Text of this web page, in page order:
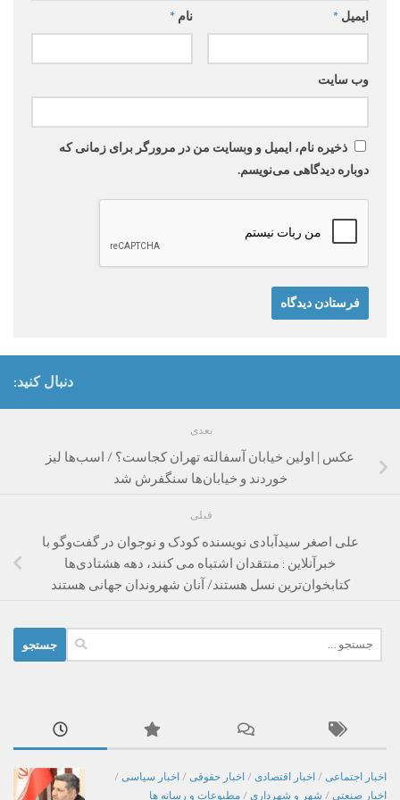
نام * ایمیل *
وب‌ سایت
ذخیره نام، ایمیل و وبسایت من در مرورگر برای زمانی که
دوباره دیدگاهی می‌نویسم.
دنبال کنید:
بعدی
عکس | اولین خیابان آسفالته تهران کجاست؟ / اسب‌ها لیز
خوردند و خیابان‌ها سنگفرش شد
قبلی
علی اصغر سیدآبادی نویسنده کودک و نوجوان در گفت‌وگو با
خبرآنلاین : منتقدان اشتباه می کنند، دهه‌ هشتادی‌ها
کتابخوان‌ترین نسل هستند/ آنان شهروندان جهانی هستند
برای:
اخبار اجتماعی / اخبار اقتصادی / اخبار حقوقی / اخبار سیاسی /
اخبار صنعتی / شهر و شهرداری / مطبوعات و رسانه ها